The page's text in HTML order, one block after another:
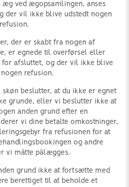
æg ved ægopsamlingen, anses
der vil ikke blive udstedt nogen
refusion.
der er skabt fra nogen af
er egnede til overførsel eller
for afsluttet, og der vil ikke blive
refusion.
beslutter, at du ikke er egnet
grunde, eller vi beslutter ikke at
anden grund efter en
vi dine betalte omkostninger,
fra refusionen for at
og andre
vi måtte pålægges.
grund ikke at fortsætte med
berettiget til at beholde et